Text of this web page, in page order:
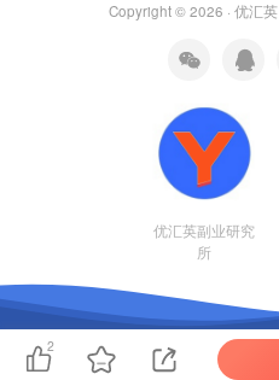
Copyright © 2026 · 优汇英
优汇英副业研究
所
2